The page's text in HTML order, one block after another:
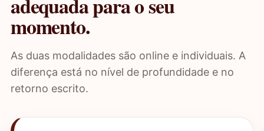
adequada para o seu
momento.
As duas modalidades são online e individuais. A
diferença está no nível de profundidade e no
retorno escrito.